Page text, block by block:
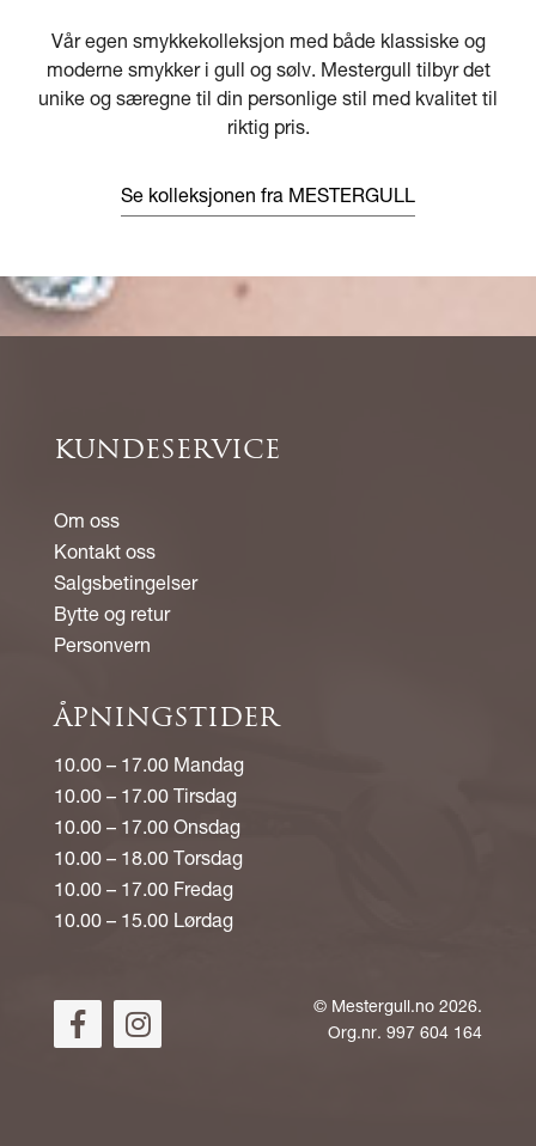
Vår egen smykkekolleksjon med både klassiske og
moderne smykker i gull og sølv. Mestergull tilbyr det
unike og særegne til din personlige stil med kvalitet til
riktig pris.
Se kolleksjonen fra MESTERGULL
KUNDESERVICE
Om oss
Kontakt oss
Salgsbetingelser
Bytte og retur
Personvern
ÅPNINGSTIDER
10.00 – 17.00 Mandag
10.00 – 17.00 Tirsdag
10.00 – 17.00 Onsdag
10.00 – 18.00 Torsdag
10.00 – 17.00 Fredag
10.00 – 15.00 Lørdag
© Mestergull.no 2026.
Org.nr. 997 604 164